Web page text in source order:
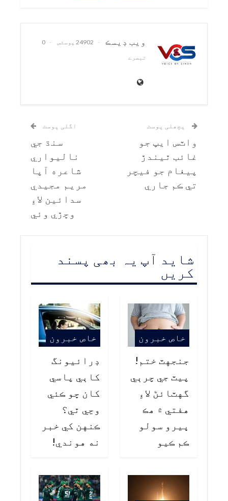
ويب ڊيسڪ 24902 پوسٹس
0
تبصرے
پچھلی پوسٹ
واٽس ايپ جو
غائب ٿيندڙ
پيغام جو فيچر
تي ڪم جاري
اگلی پوسٹ
سنڌ جي
ناليواري
شاعره آپا
مريم مجيدي
سدائين لاءِ
وڇڙي وئي
شاید آپ یہ بھی پسند
کریں
خاص خبرون
جنجهٽ ختم!
پيٽ جي چرٻي
گهٽائڻ لاءِ
هفتي ۾ هڪ
ڀيرو سولو
ڪم ڪيو
خاص خبرون
ڊرائيونگ
کاٻي پاسي
کان ڇو ڪئي
وڃي ٿي؟
ڪنهن کي خبر
نه هوندي!